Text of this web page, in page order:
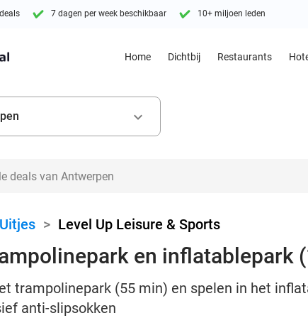
7 dagen per week beschikbaar 10+ miljoen leden
Home Dichtbij Restaurants
keyboard_arrow_down
Uitjes > Level Up Leisure & Sports
en inflatablepark
trampolinepark (55 min) en spelen in het
anti-slipsokken